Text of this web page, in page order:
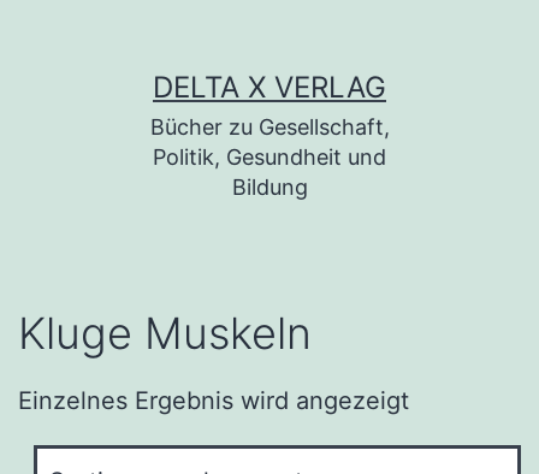
DELTA X VERLAG
Bücher zu Gesellschaft,
Politik, Gesundheit und
Bildung
Kluge Muskeln
Einzelnes Ergebnis wird angezeigt